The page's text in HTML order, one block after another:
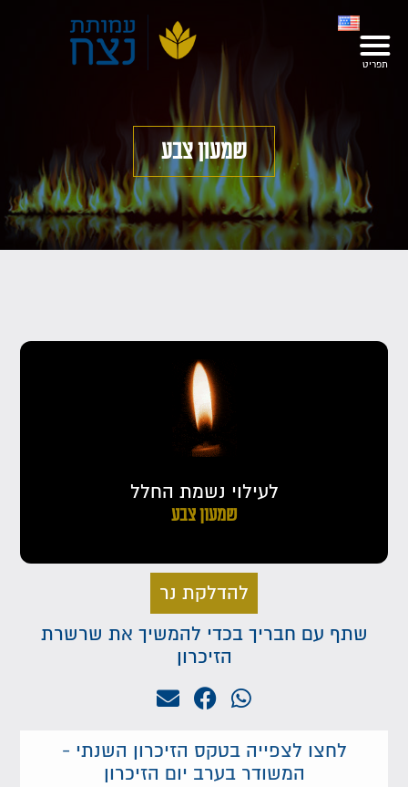
שמעון צבע
לעילוי נשמת החלל
שמעון צבע
להדלקת נר
שתף עם חבריך בכדי להמשיך את שרשרת
הזיכרון
לחצו לצפייה בטקס הזיכרון השנתי -
המשודר בערב יום הזיכרון